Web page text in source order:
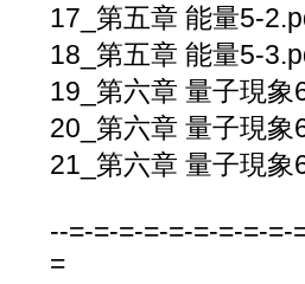
17_第五章 能量5-
18_第五章 能量5-
19_第六章 量子現象
20_第六章 量子現象
21_第六章 量子現象
--=-=-=-=-=-=-=-=-=-
=